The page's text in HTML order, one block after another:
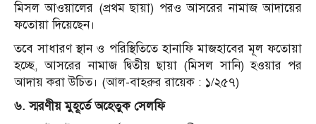
মিসল আওয়ালের (প্রথম ছায়া) পরও আসরের নামাজ আদায়ের
ফতোয়া দিয়েছেন।
তবে সাধারণ স্থান ও পরিস্থিতিতে হানাফি মাজহাবের মূল ফতোয়া
হচ্ছে, আসরের নামাজ দ্বিতীয় ছায়া (মিসল সানি) হওয়ার পর
আদায় করা উচিত। (আল-বাহরুর রায়েক : ১/২৫৭)
৬. স্মরণীয় মুহূর্তে অহেতুক সেলফি